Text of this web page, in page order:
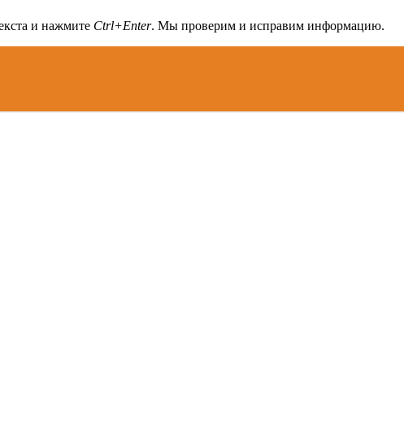
и нажмите Ctrl+Enter. Мы проверим и исправим информацию.